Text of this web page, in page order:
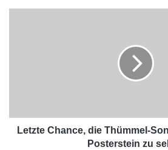
Letzte Chance, die Thümmel-
Posterstein zu